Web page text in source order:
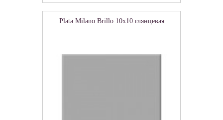
Plata Milano Brillo 10x10 глянцевая